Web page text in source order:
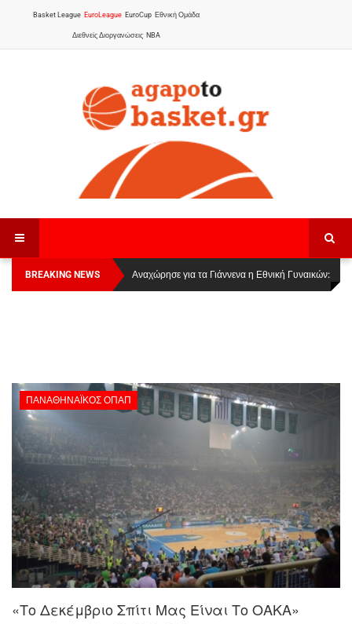
Basket League EuroLeague EuroCup Εθνική Ομάδα
Διεθνείς Διοργανώσεις NBA
BREAKING NEWS
Οι Πάνθηρες Καβάλας στην Women Basketball
League 1
Αναχώρησε για τα Γιάννενα η Εθνική Γυναικών:
ΠΑΝΑΘΗΝΑΪΚΌΣ ΟΠΑΠ
«Το Δεκέμβριο Σπίτι Μας Είναι Το ΟΑΚΑ»